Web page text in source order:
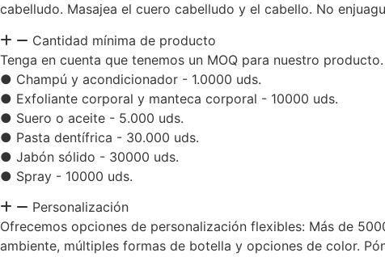
cabelludo. Masajea el cuero cabelludo y el cabello. No
Cantidad mínima de producto
Tenga en cuenta que tenemos un MOQ para nuestro
● Champú y acondicionador - 1.0000 uds.
● Exfoliante corporal y manteca corporal - 10000 uds.
● Suero o aceite - 5.000 uds.
● Pasta dentífrica - 30.000 uds.
● Jabón sólido - 30000 uds.
● Spray - 10000 uds.
Personalización
Ofrecemos opciones de personalización flexibles: Más de
ambiente, múltiples formas de botella y opciones de color.